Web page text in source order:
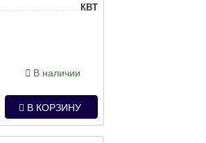
КВТ
В наличии
В КОРЗИНУ